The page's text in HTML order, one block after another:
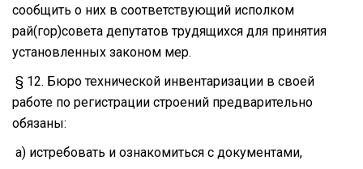
сообщить о них в соответствующий исполком
рай(гор)совета депутатов трудящихся для принятия
установленных законом мер.
§ 12. Бюро технической инвентаризации в своей
работе по регистрации строений предварительно
обязаны:
а) истребовать и ознакомиться с документами,